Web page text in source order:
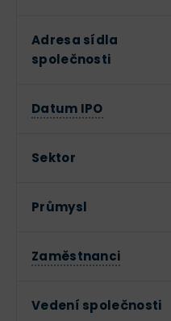
Adresa sídla
společnosti
Datum IPO
Sektor
Průmysl
Zaměstnanci
Vedení společnosti